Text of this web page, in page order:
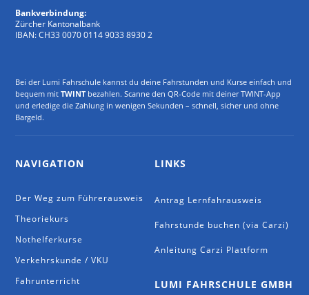
Bankverbindung:
Zürcher Kantonalbank
IBAN: CH33 0070 0114 9033 8930 2
Bei der Lumi Fahrschule kannst du deine Fahrstunden und Kurse einfach und
bequem mitTWINTbezahlen. Scanne den QR-Code mit deiner TWINT-App
und erledige die Zahlung in wenigen Sekunden – schnell, sicher und ohne
Bargeld.
NAVIGATION
Der Weg zum Führerausweis
Theoriekurs
Nothelferkurse
Verkehrskunde / VKU
Fahrunterricht
LINKS
Antrag Lernfahrausweis
Fahrstunde buchen (via Carzi)
Anleitung Carzi Plattform
LUMI FAHRSCHULE GMBH